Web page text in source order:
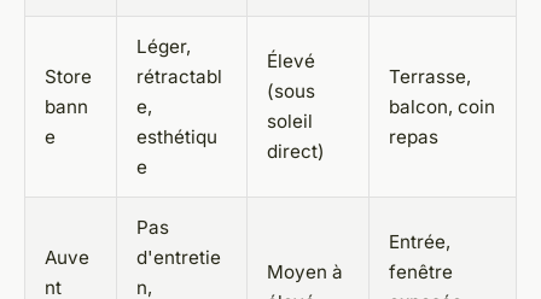
Store
bann
e
Léger,
rétractabl
e,
esthétiqu
e
Élevé
(sous
soleil
direct)
Terrasse,
balcon, coin
repas
Auve
nt
Pas
d'entretie
n,
Moyen à
Entrée,
fenêtre